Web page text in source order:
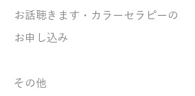
お話聴きます・ カラーセラピーの
お申し込み
その他